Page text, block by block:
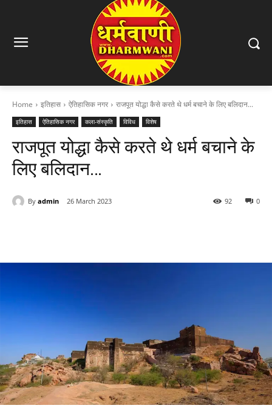
Home इतिहास ऐतिहासिक नगर राजपूत योद्धा कैसे करते थे धर्म बचाने के लिए बलिदान...
इतिहास ऐतिहासिक नगर कला-संस्कृति विविध विशेष
राजपूत योद्धा कैसे करते थे धर्म बचाने के
लिए बलिदान…
By admin 26 March 2023 0
92